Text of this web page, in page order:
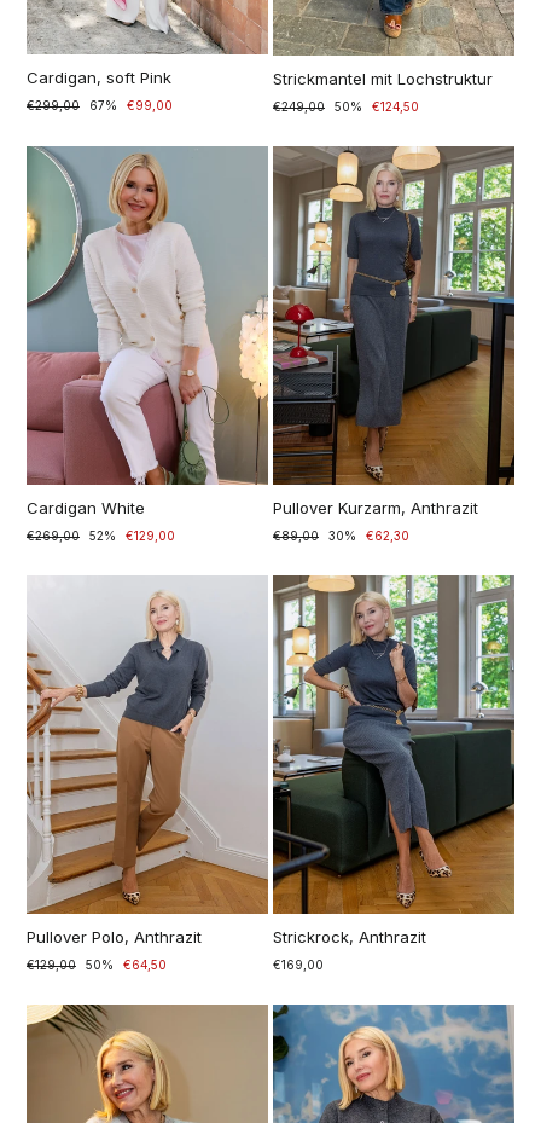
Cardigan, soft Pink
Normaler
€299,00
Sonderpreis67% €99,00
Strickmantel mit Lochstruktur
Precio
€249,00
Precio
50% €124,50
Cardigan White
Normaler
€269,00
Sonderpreis52% €129,00
Pullover Kurzarm, Anthrazit
Normaler
€89,00
Sonderpreis30% €62,30
Pullover Polo, Anthrazit
Precio
€129,00
Precio
50% €64,50
Strickrock, Anthrazit
€169,00